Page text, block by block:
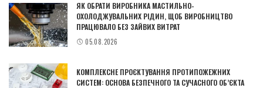
ЯК ОБРАТИ ВИРОБНИКА МАСТИЛЬНО-
ОХОЛОДЖУВАЛЬНИХ РІДИН, ЩОБ ВИРОБНИЦТВО
ПРАЦЮВАЛО БЕЗ ЗАЙВИХ ВИТРАТ
05.08.2026
КОМПЛЕКСНЕ ПРОЄКТУВАННЯ ПРОТИПОЖЕЖНИХ
СИСТЕМ: ОСНОВА БЕЗПЕЧНОГО ТА СУЧАСНОГО ОБ’ЄКТА